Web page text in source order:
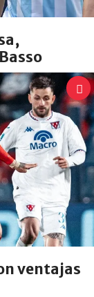
ventajas